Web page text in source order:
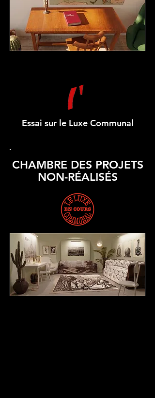
Essai sur le Luxe Communal
CHAMBRE DES PROJETS
NON-RÉALISÉS